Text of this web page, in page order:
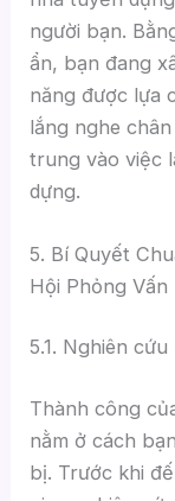
người bạn.
ẩn, bạn đang
năng được lựa
lắng nghe
trung vào việc
dựng.
5. Bí Quyết
Hội Phỏng Vấn
5.1. Nghiên
Thành công
nằm ở cách
bị. Trước khi